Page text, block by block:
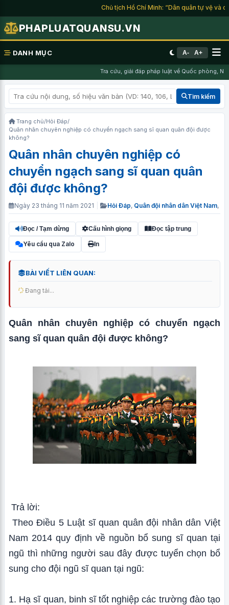
Chủ tịch Hồ Chí Minh: “Dân quân tự vệ và
PHAPLUATQUANSU.VN
DANH MỤC A- A+
Tra cứu, giải đáp pháp luật về Quốc phòng,
Tìm kiếm
Trang chủ/Hỏi Đáp/
Quân nhân chuyên nghiệp có chuyển ngạch sang sĩ quan quân đội được
không?
Quân nhân chuyên nghiệp có
chuyển ngạch sang sĩ quan quân
đội được không?
Ngày 23 tháng 11 năm 2021 Hỏi Đáp, Quân đội nhân dân Việt Nam,
Đọc / Tạm dừng Cấu hình giọng Đọc tập trung
Yêu cầu qua Zalo In
BÀI VIẾT LIÊN QUAN:
Đang tải...
Quân nhân chuyên nghiệp có chuyển ngạch
sang sĩ quan quân đội được không?
Trả lời:
Theo Điều 5 Luật sĩ quan quân đội nhân dân Việt
Nam 2014 quy định về nguồn bổ sung sĩ quan tại
ngũ thì những người sau đây được tuyển chọn bổ
sung cho đội ngũ sĩ quan tại ngũ:
1. Hạ sĩ quan, binh sĩ tốt nghiệp các trường đào tạo